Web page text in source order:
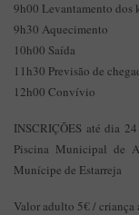
9h00 Levantamento dos
9h30 Aquecimento
10h00 Saída
11h30 Previsão de
12h00 Convívio
INSCRIÇÕES até dia
Piscina Municipal de
Munícipe de Estarreja
Valor adulto 5€ / criança